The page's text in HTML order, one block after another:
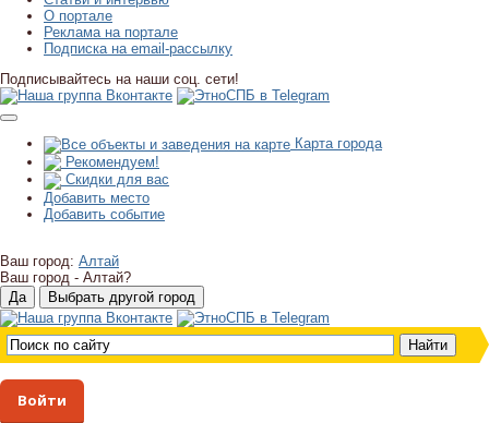
О портале
Реклама на портале
Подписка на email-рассылку
Подписывайтесь на наши соц. сети!
Карта города
Рекомендуем!
Скидки для вас
Добавить место
Добавить событие
Ваш город: Алтай
Ваш город - Алтай?
Войти